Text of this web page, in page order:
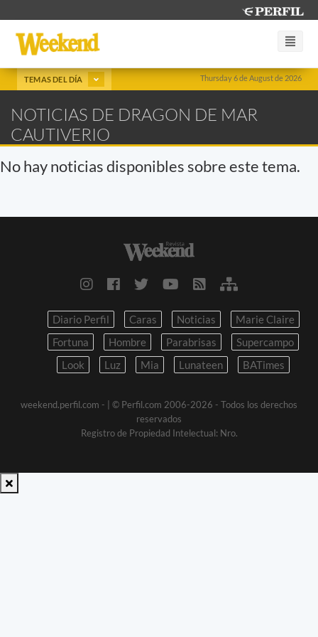
Thursday 6 de August de 2026
TEMAS DEL DÍA
NOTICIAS DE DRAGON DE MAR
CAUTIVERIO
No hay noticias disponibles sobre este tema.
Diario Perfil Caras Noticias
Marie Claire
Fortuna
Hombre Parabrisas
Supercampo
Look
Luz Mia Lunateen BATimes
weekend.perfil.com -
| © Perfil.com 2006-2026 - Todos los derechos
reservados
Registro de Propiedad Intelectual: Nro.